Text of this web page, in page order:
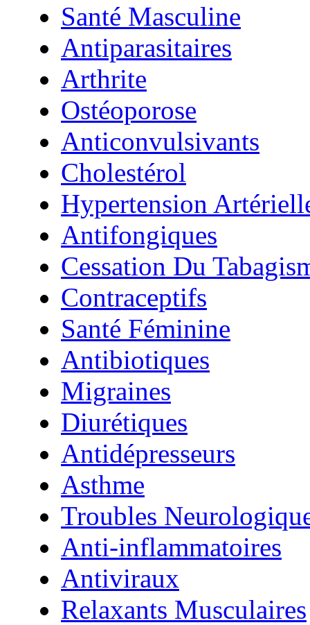
Santé Masculine
Antiparasitaires
Arthrite
Ostéoporose
Anticonvulsivants
Cholestérol
Hypertension
Antifongiques
Cessation Du
Contraceptifs
Santé Féminine
Antibiotiques
Migraines
Diurétiques
Antidépresseurs
Asthme
Troubles
Anti-inflammatoires
Antiviraux
Relaxants Musculaires